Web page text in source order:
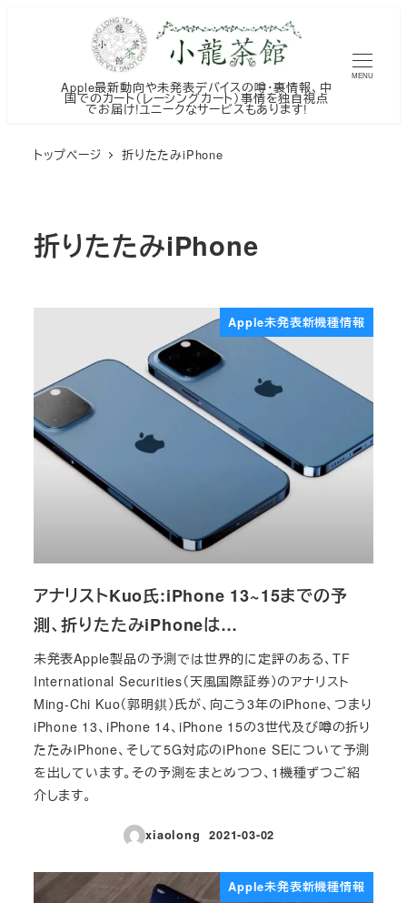
Apple最新動向や未発表デバイスの噂・裏情報、中
国でのカート（レーシングカート）事情を独自視点
でお届け!ユニークなサービスもあります!
MENU
トップページ 折りたたみiPhone
折りたたみiPhone
Apple未発表新機種情報
アナリストKuo氏:iPhone 13~15までの予
測、折りたたみiPhoneは…
未発表Apple製品の予測では世界的に定評のある、TF
International Securities（天風国際証券）のアナリスト
Ming-Chi Kuo（郭明錤）氏が、向こう3年のiPhone、つまり
iPhone 13、iPhone 14、iPhone 15の3世代及び噂の折り
たたみiPhone、そして5G対応のiPhone SEについて予測
を出しています。その予測をまとめつつ、1機種ずつご紹
介します。
xiaolong
投稿日
2021-03-02
Apple未発表新機種情報